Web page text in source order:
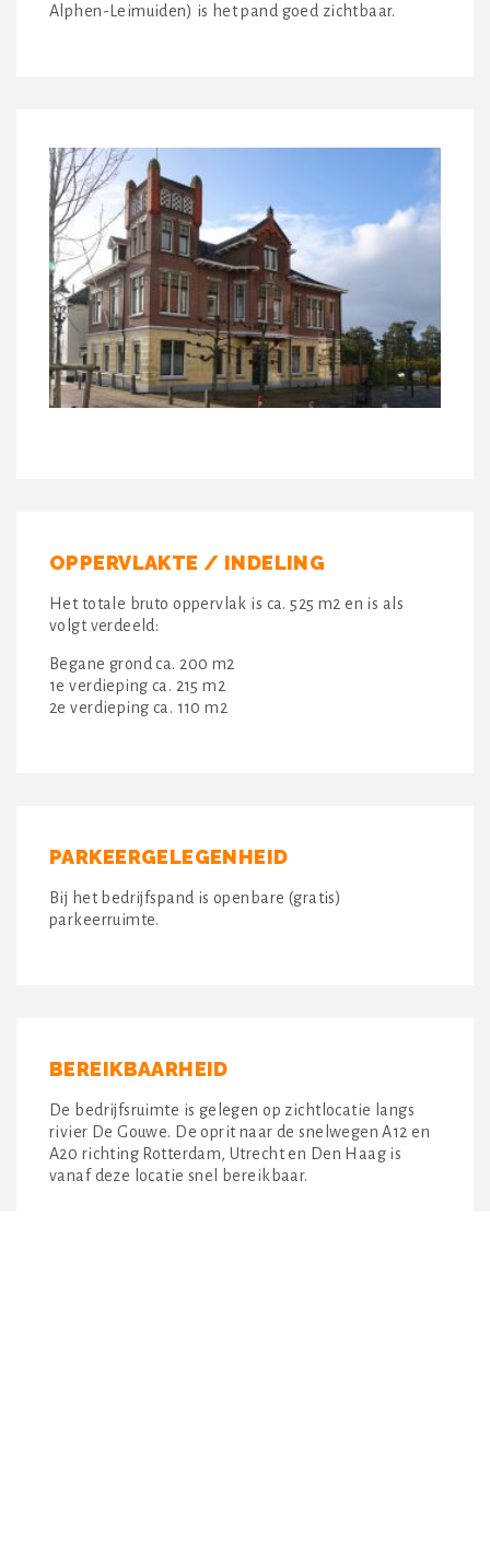
Alphen-Leimuiden) is het pand goed zichtbaar.
OPPERVLAKTE / INDELING
Het totale bruto oppervlak is ca. 525 m2 en is als
volgt verdeeld:
Begane grond ca. 200 m2
1e verdieping ca. 215 m2
2e verdieping ca. 110 m2
PARKEERGELEGENHEID
Bij het bedrijfspand is openbare (gratis)
parkeerruimte.
BEREIKBAARHEID
De bedrijfsruimte is gelegen op zichtlocatie langs
rivier De Gouwe. De oprit naar de snelwegen A12 en
A20 richting Rotterdam, Utrecht en Den Haag is
vanaf deze locatie snel bereikbaar.